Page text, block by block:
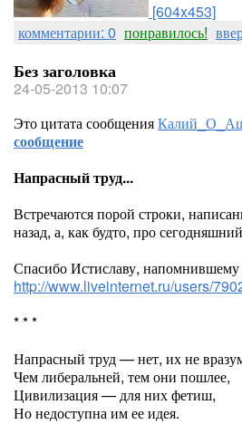
[604x453]
комментарии: 0 понравилось!
Без заголовка
24-05-2013 10:07
Это цитата сообщения
сообщение
Напрасный труд...
Встречаются порой строки,
назад, а, как будто, про
Спасибо Истиславу, напомнившему
http://www.liveinternet.ru/users/
* * *
Напрасный труд — нет, их не
Чем либеральней, тем они пошлее,
Цивилизация — для них фетиш,
Но недоступна им ее идея.